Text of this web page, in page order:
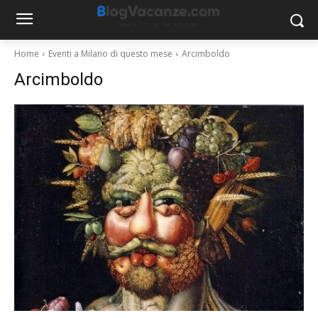
Home Eventi a Milano di questo mese Arcimboldo
Arcimboldo